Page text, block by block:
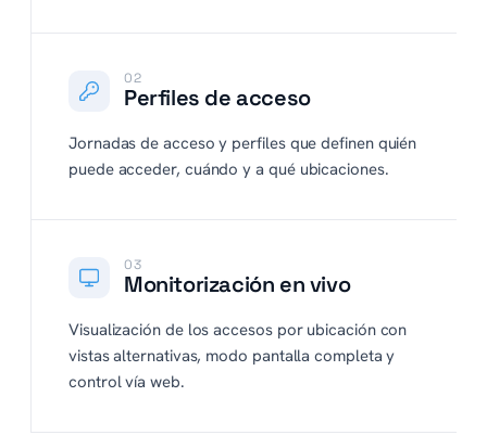
02
Perfiles de acceso
Jornadas de acceso y perfiles que definen quién
puede acceder, cuándo y a qué ubicaciones.
03
Monitorización en vivo
Visualización de los accesos por ubicación con
vistas alternativas, modo pantalla completa y
control vía web.